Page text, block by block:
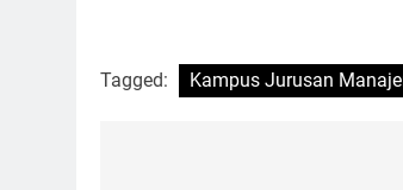
Tagged: Kampus Jurusan